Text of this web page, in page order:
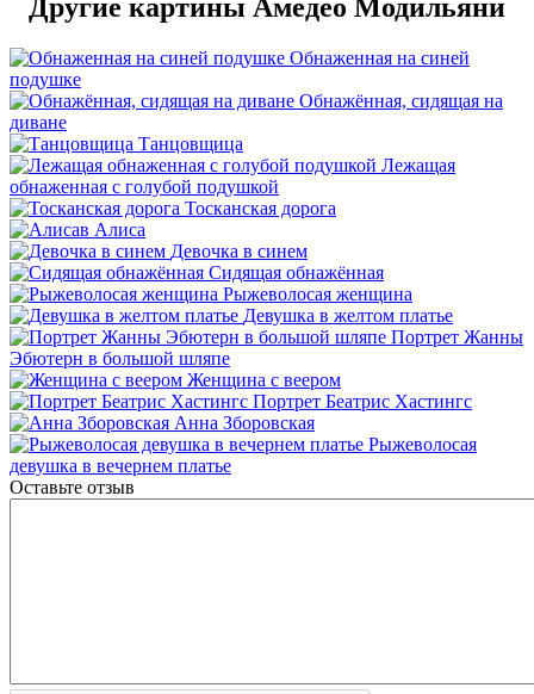
Другие картины Амедео Модильяни
Обнаженная на синей
подушке
Обнажённая, сидящая на
диване
Танцовщица
Лежащая
обнаженная с голубой подушкой
Тосканская дорога
Алиса
Девочка в синем
Сидящая обнажённая
Рыжеволосая женщина
Девушка в желтом платье
Портрет Жанны
Эбютерн в большой шляпе
Женщина с веером
Портрет Беатрис Хастингс
Анна Зборовская
Рыжеволосая
девушка в вечернем платье
Оставьте отзыв